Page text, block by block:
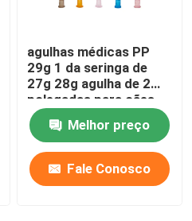
agulhas médicas PP
29g 1 da seringa de
27g 28g agulha de 2
polegadas para cães
Melhor preço
Fale Conosco